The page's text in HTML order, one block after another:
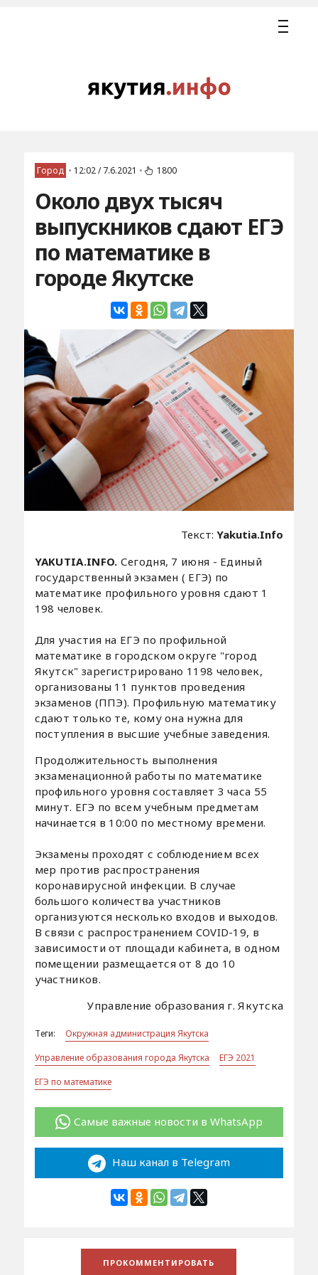
Город • 12:02 / 7.6.2021 • 1800
Около двух тысяч
выпускников сдают ЕГЭ
по математике в
городе Якутске
Текст:Yakutia.Info
YAKUTIA.INFO. Сегодня, 7 июня - Единый
государственный экзамен ( ЕГЭ) по
математике профильного уровня сдают 1
198 человек.
Для участия на ЕГЭ по профильной
математике в городском округе "город
Якутск" зарегистрировано 1198 человек,
организованы 11 пунктов проведения
экзаменов (ППЭ). Профильную математику
сдают только те, кому она нужна для
поступления в высшие учебные заведения.
Продолжительность выполнения
экзаменационной работы по математике
профильного уровня составляет 3 часа 55
минут. ЕГЭ по всем учебным предметам
начинается в 10:00 по местному времени.
Экзамены проходят с соблюдением всех
мер против распространения
коронавирусной инфекции. В случае
большого количества участников
организуются несколько входов и выходов.
В связи с распространением COVID-19, в
зависимости от площади кабинета, в одном
помещении размещается от 8 до 10
участников.
Управление образования г. Якутска
Теги:
Окружная администрация Якутска
Управление образования города Якутска
ЕГЭ 2021
ЕГЭ по математике
Самые важные новости в WhatsApp
Наш канал в Telegram